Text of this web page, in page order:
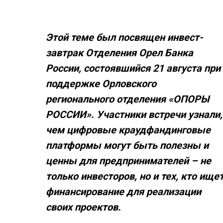
Этой теме был посвящен инвест-
завтрак Отделения Орел Банка
России, состоявшийся 21 августа при
поддержке Орловского
регионального отделения «ОПОРЫ
РОССИИ». Участники встречи узнали,
чем цифровые краудфандинговые
платформы могут быть полезны и
ценны для предпринимателей – не
только инвесторов, но и тех, кто
финансирование для реализации
своих проектов.